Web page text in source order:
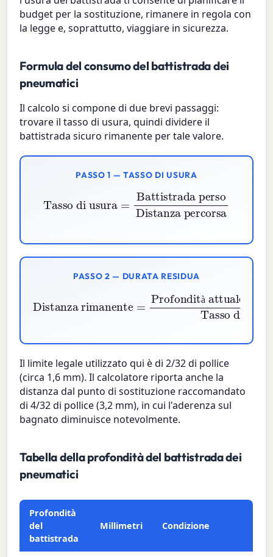
budget per la sostituzione, rimanere in regola con
la legge e, soprattutto, viaggiare in sicurezza.
Formula del consumo del battistrada dei
pneumatici
Il calcolo si compone di due brevi passaggi:
trovare il tasso di usura, quindi dividere il
battistrada sicuro rimanente per tale valore.
PASSO 1 — TASSO DI USURA
Tasso di usura=
Distanza percorsa
PASSO 2 — DURATA RESIDUA
à
Distanza rimanente=
Limite legaleTasso di usura
Il limite legale utilizzato qui è di 2/32 di pollice
(circa 1,6 mm). Il calcolatore riporta anche la
distanza dal punto di sostituzione raccomandato
di 4/32 di pollice (3,2 mm), in cui l'aderenza sul
bagnato diminuisce notevolmente.
Tabella della profondità del battistrada dei
pneumatici
Profondità
del
battistrada
Millimetri Condizione